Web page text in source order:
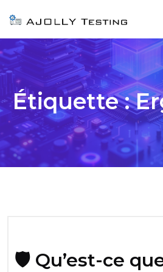
Étiquette :
🛡️ Qu’est-ce que